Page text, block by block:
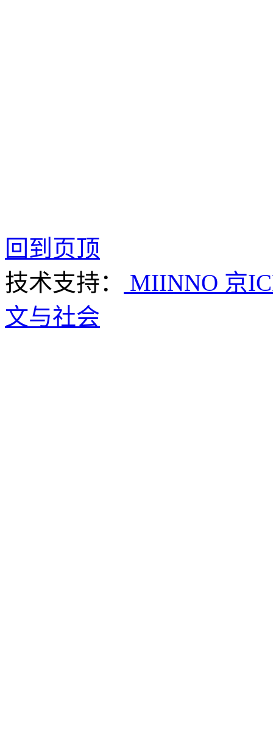
回到页顶
技术支持：
MIINNO 京
文与社会